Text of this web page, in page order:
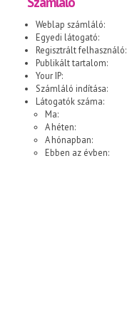
Weblap számláló:
Egyedi látogató:
Regisztrált felhasználó:
Publikált tartalom:
Your IP:
Számláló indítása:
Látogatók száma:
Ma:
A héten:
A hónapban:
Ebben az évben: